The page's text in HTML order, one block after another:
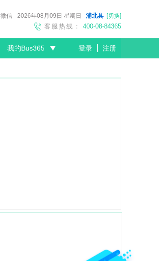
微信 2026年08月09日 星期日 浦北县 [切换]
客服热线： 400-08-84365
我的Bus365 登录 注册